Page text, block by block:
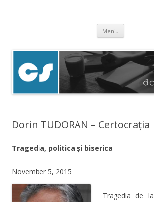
Meniu
Dorin TUDORAN – Certocrația
Tragedia, politica și biserica
November 5, 2015
Tragedia de la